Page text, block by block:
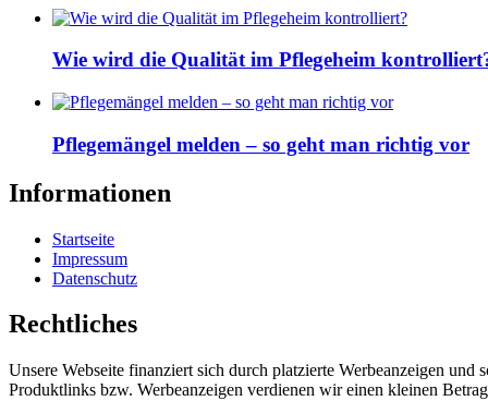
Wie wird die Qualität im Pflegeheim
Pflegemängel melden – so geht man richtig vor
Informationen
Startseite
Impressum
Datenschutz
Rechtliches
Unsere Webseite finanziert sich durch platzierte Werbeanzeigen
Produktlinks bzw. Werbeanzeigen verdienen wir einen kleinen